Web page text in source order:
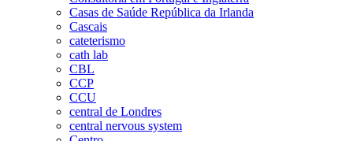
Casas de Saúde República da Irlanda
Cascais
cateterismo
cath lab
CBL
CCP
CCU
central de Londres
central nervous system